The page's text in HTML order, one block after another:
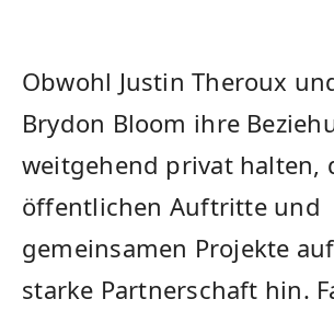
Obwohl ‌Justin Theroux
Brydon Bloom⁤ ihre
weitgehend​ privat halten,
öffentlichen Auftritte und
‌gemeinsamen Projekte
⁢starke Partnerschaft​ hin.